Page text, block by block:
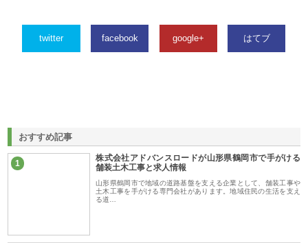
twitter facebook google+ はてブ
おすすめ記事
1
株式会社アドバンスロードが山形県鶴岡市で手がける
舗装土木工事と求人情報
山形県鶴岡市で地域の道路基盤を支える企業として、舗装工事や
土木工事を手がける専門会社があります。地域住民の生活を支え
る道…